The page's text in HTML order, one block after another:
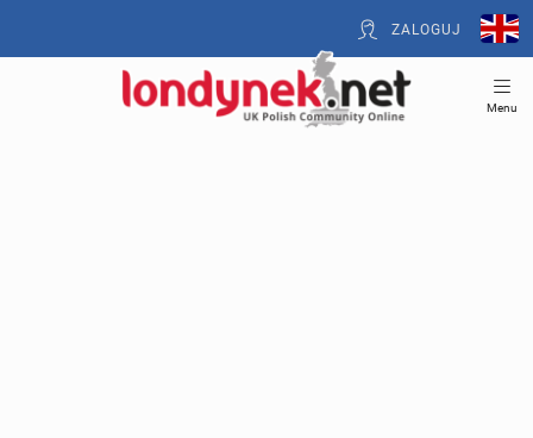
ZALOGUJ
Menu